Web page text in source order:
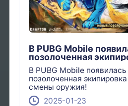
В PUBG Mobile
позолоченная
анимацией смены
В PUBG Mobile
позолоченная
смены оружия!
2025-01-23